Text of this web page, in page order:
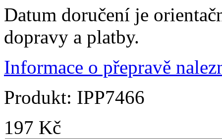
Datum doručení je
dopravy a platby.
Informace o přepravě
Produkt: IPP7466
197 Kč